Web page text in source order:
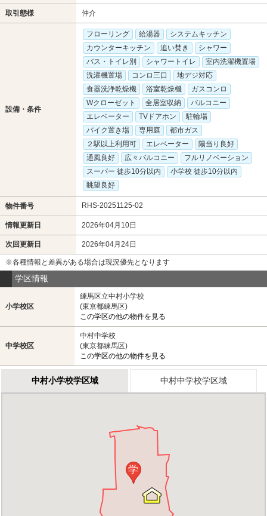
取引態様 仲介
設備・条件
フローリング 給湯器
システムキッチン
カウンターキッチン
追い焚き
シャワー
バス・トイレ別
シャワートイレ
室内洗濯機置場
洗濯機置場
コンロ三口
地デジ対応
食器洗浄乾燥機
浴室乾燥機
ガスコンロ
Wクローゼット
全居室収納
バルコニー
エレベーター
TVドアホン
駐輪場
バイク置き場
専用庭
都市ガス
２駅以上利用可
エレベーター
陽当り良好
通風良好
広々バルコニー
フルリノベーション
スーパー 徒歩10分以内
小学校 徒歩10分以内
眺望良好
物件番号 RHS-20251125-02
情報更新日 2026年04月10日
次回更新日 2026年04月24日
※各種情報と差異がある場合は現況優先となります
学区情報
小学校区
練馬区立中村小学校
(東京都練馬区)
この学区の他の物件を見る
中学校区
中村中学校
(東京都練馬区)
この学区の他の物件を見る
中村小学校学区域 中村中学校学区域
学